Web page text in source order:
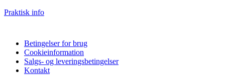
Praktisk info
Betingelser for brug
Cookieinformation
Salgs- og leveringsbetingelser
Kontakt